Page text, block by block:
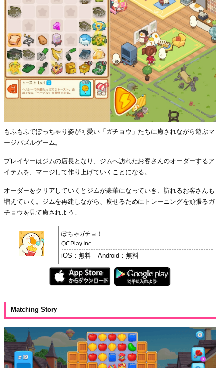
もふもふでぽっちゃり姿が可愛い「ガチョウ」たちに癒されながら遊ぶマ
ージパズルゲーム。
プレイヤーはジムの店長となり、ジムへ訪れたお客さんのオーダーするア
イテムを、マージして作り上げていくことになる。
オーダーをクリアしていくとジムが豪華になっていき、訪れるお客さんも
増えていく。ジムを再建しながら、痩せるためにトレーニングを頑張るガ
チョウを見て癒されよう。
ぽちゃガチョ！
QCPlay Inc.
iOS：無料 Android：無料
Matching Story